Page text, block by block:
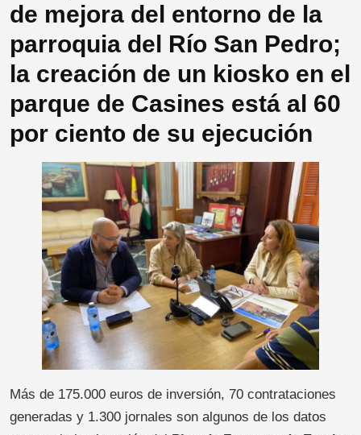
de mejora del entorno de la
parroquia del Río San Pedro;
la creación de un kiosko en el
parque de Casines está al 60
por ciento de su ejecución
Más de 175.000 euros de inversión, 70 contrataciones
generadas y 1.300 jornales son algunos de los datos